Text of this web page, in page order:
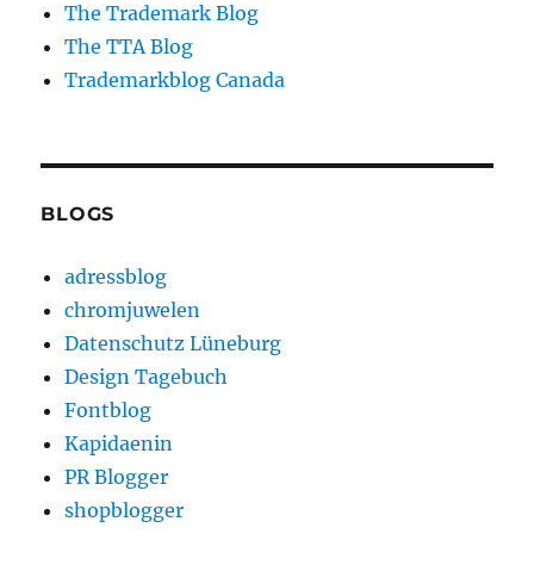
The Trademark Blog
The TTA Blog
Trademarkblog Canada
BLOGS
adressblog
chromjuwelen
Datenschutz Lüneburg
Design Tagebuch
Fontblog
Kapidaenin
PR Blogger
shopblogger